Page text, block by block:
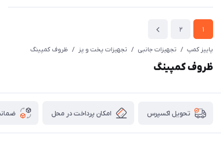
1
2
پاییز کمپ / تجهیزات جانبی / تجهیزات پخت و پز / ظروف کمپینگ
ظروف کمپینگ
تحویل اکسپرس امکان پرداخت در محل